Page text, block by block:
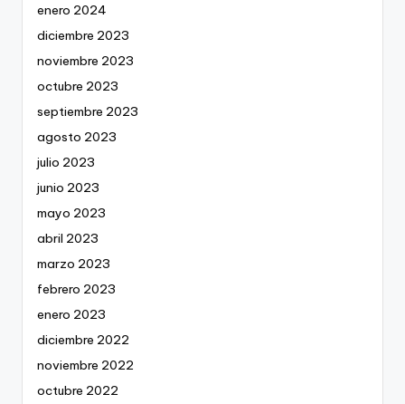
enero 2024
diciembre 2023
noviembre 2023
octubre 2023
septiembre 2023
agosto 2023
julio 2023
junio 2023
mayo 2023
abril 2023
marzo 2023
febrero 2023
enero 2023
diciembre 2022
noviembre 2022
octubre 2022